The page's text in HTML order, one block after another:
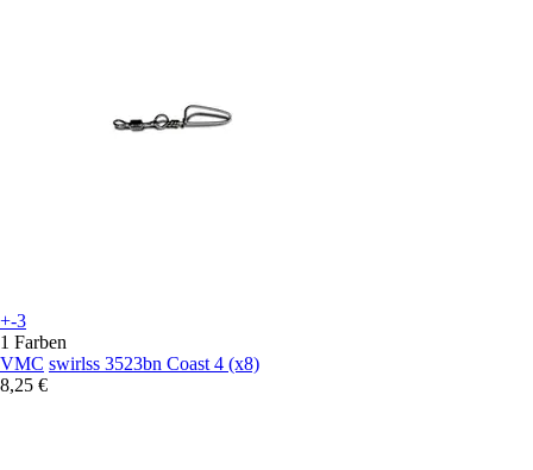
+-3
1 Farben
VMC swirlss 3523bn Coast 4 (x8)
8,25 €